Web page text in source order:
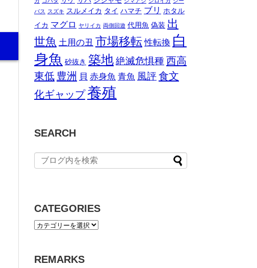
バス スズキ スルメイカ タイ ハマチ ブリ ホタル
イカ マグロ ヤリイカ 両側回遊 代用魚 偽装 出
世魚 土用の丑 市場移転 性転換 白
身魚 砂抜き 築地絶滅危惧種西高
東低 豊洲 貝 赤身魚 青魚 風評食文
化ギャップ 養殖
SEARCH
CATEGORIES
REMARKS